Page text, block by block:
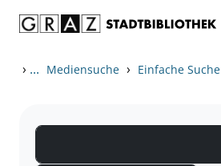
› ... Mediensuche › Einfache Suche